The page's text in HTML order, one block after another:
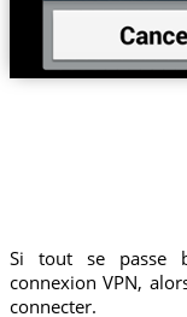
Si tout se passe
connexion VPN,
connecter.